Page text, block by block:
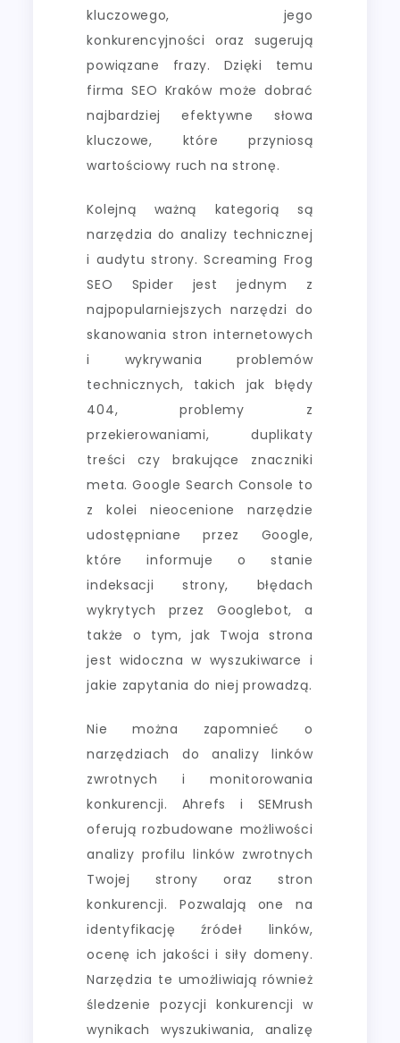
kluczowego, jego
konkurencyjności oraz sugerują
powiązane frazy. Dzięki temu
firma SEO Kraków może dobrać
najbardziej efektywne słowa
kluczowe, które przyniosą
wartościowy ruch na stronę.
Kolejną ważną kategorią są
narzędzia do analizy technicznej
i audytu strony. Screaming Frog
SEO Spider jest jednym z
najpopularniejszych narzędzi do
skanowania stron internetowych
i wykrywania problemów
technicznych, takich jak błędy
404, problemy z
przekierowaniami, duplikaty
treści czy brakujące znaczniki
meta. Google Search Console to
z kolei nieocenione narzędzie
udostępniane przez Google,
które informuje o stanie
indeksacji strony, błędach
wykrytych przez Googlebot, a
także o tym, jak Twoja strona
jest widoczna w wyszukiwarce i
jakie zapytania do niej prowadzą.
Nie można zapomnieć o
narzędziach do analizy linków
zwrotnych i monitorowania
konkurencji. Ahrefs i SEMrush
oferują rozbudowane możliwości
analizy profilu linków zwrotnych
Twojej strony oraz stron
konkurencji. Pozwalają one na
identyfikację źródeł linków,
ocenę ich jakości i siły domeny.
Narzędzia te umożliwiają również
śledzenie pozycji konkurencji w
wynikach wyszukiwania, analizę